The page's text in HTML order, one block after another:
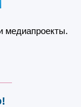
медиапроекты.